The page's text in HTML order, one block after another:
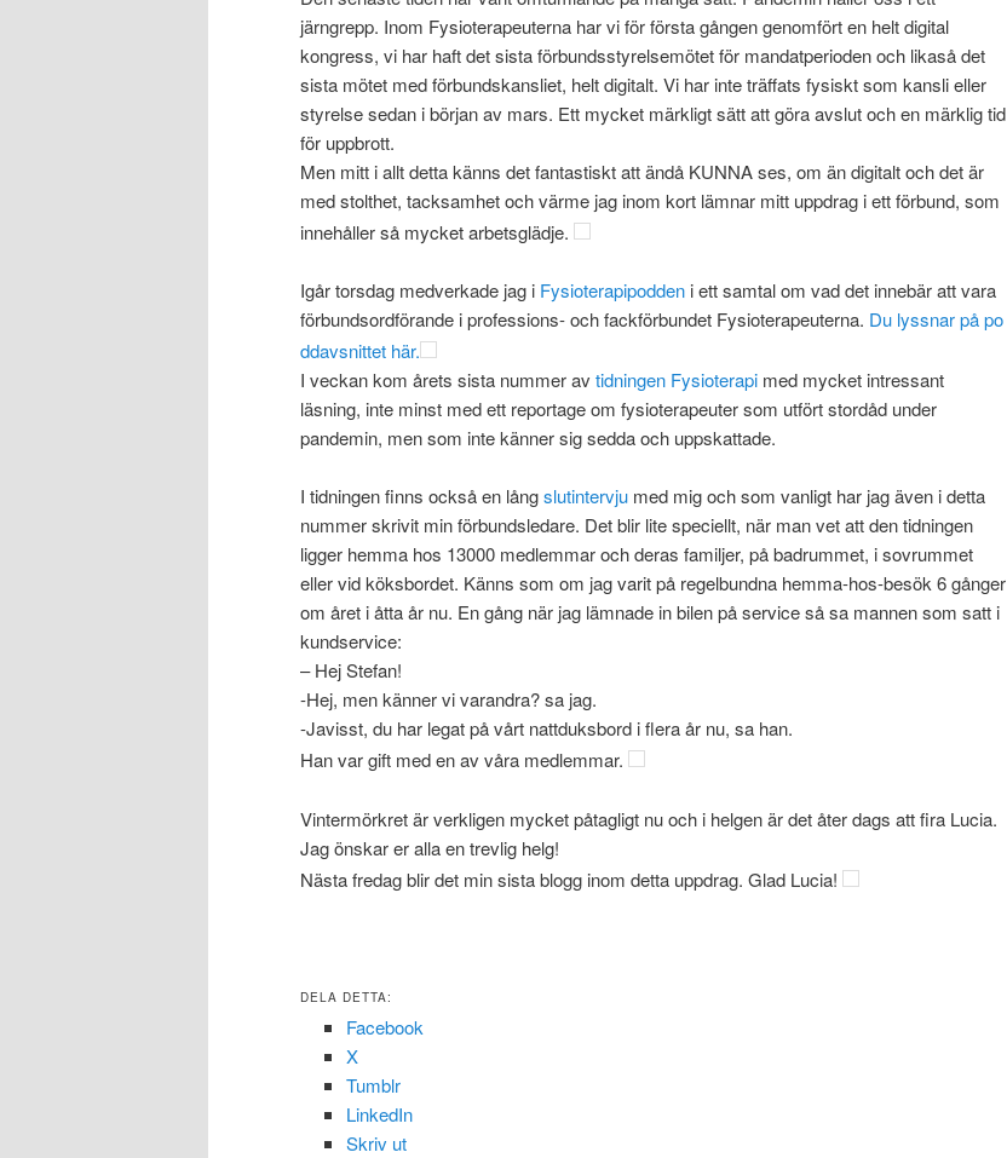
järngrepp. Inom Fysioterapeuterna har vi för första gången genomfört en helt digital
kongress, vi har haft det sista förbundsstyrelsemötet för mandatperioden och likaså det
sista mötet med förbundskansliet, helt digitalt. Vi har inte träffats fysiskt som kansli eller
styrelse sedan i början av mars. Ett mycket märkligt sätt att göra avslut och en märklig tid
för uppbrott.
Men mitt i allt detta känns det fantastiskt att ändå KUNNA ses, om än digitalt och det är
med stolthet, tacksamhet och värme jag inom kort lämnar mitt uppdrag i ett förbund, som
innehåller så mycket arbetsglädje.
Igår torsdag medverkade jag i Fysioterapipodden i ett samtal om vad det innebär att vara
förbundsordförande i professions- och fackförbundet Fysioterapeuterna. Du lyssnar på po
ddavsnittet här.
I veckan kom årets sista nummer av tidningen Fysioterapi med mycket intressant
läsning, inte minst med ett reportage om fysioterapeuter som utfört stordåd under
pandemin, men som inte känner sig sedda och uppskattade.
I tidningen finns också en långslutintervju med mig och som vanligt har jag även i detta
nummer skrivit min förbundsledare. Det blir lite speciellt, när man vet att den tidningen
ligger hemma hos 13000 medlemmar och deras familjer, på badrummet, i sovrummet
eller vid köksbordet. Känns som om jag varit på regelbundna hemma-hos-besök 6 gånger
om året i åtta år nu. En gång när jag lämnade in bilen på service så sa mannen som satt i
kundservice:
– Hej Stefan!
-Hej, men känner vi varandra? sa jag.
-Javisst, du har legat på vårt nattduksbord i flera år nu, sa han.
Han var gift med en av våra medlemmar.
Vintermörkret är verkligen mycket påtagligt nu och i helgen är det åter dags att fira Lucia.
Jag önskar er alla en trevlig helg!
Nästa fredag blir det min sista blogg inom detta uppdrag. Glad Lucia!
DELA DETTA:
Facebook
X
Tumblr
LinkedIn
Skriv ut